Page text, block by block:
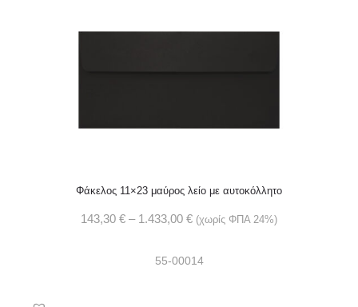
Φάκελος 11×23 μαύρος λείο με αυτοκόλλητο
143,30 € – 1.433,00 € (χωρίς ΦΠΑ 24%)
55-00014